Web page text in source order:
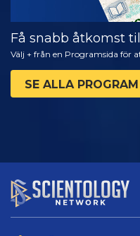
Få snabb åtkomst
Välj + från en Programsida för
SE ALLA PROGRAM